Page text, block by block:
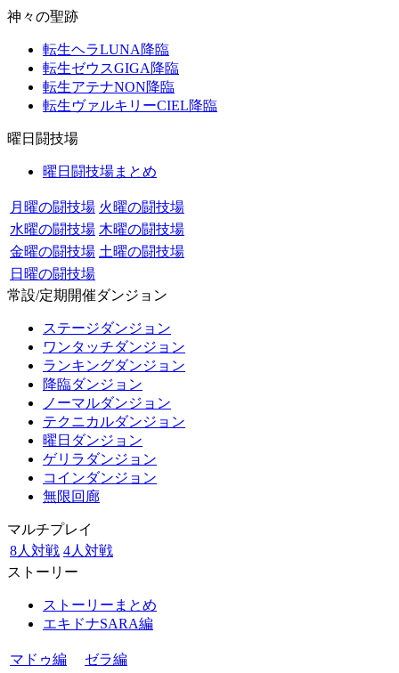
神々の聖跡
転生ヘラLUNA降臨
転生ゼウスGIGA降臨
転生アテナNON降臨
転生ヴァルキリーCIEL降臨
曜日闘技場
曜日闘技場まとめ
月曜の闘技場 火曜の闘技場
水曜の闘技場 木曜の闘技場
金曜の闘技場 土曜の闘技場
日曜の闘技場
常設/定期開催ダンジョン
ステージダンジョン
ワンタッチダンジョン
ランキングダンジョン
降臨ダンジョン
ノーマルダンジョン
テクニカルダンジョン
曜日ダンジョン
ゲリラダンジョン
コインダンジョン
無限回廊
マルチプレイ
8人対戦 4人対戦
ストーリー
ストーリーまとめ
エキドナSARA編
マドゥ編
ゼラ編